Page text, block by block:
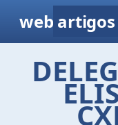
web artigos